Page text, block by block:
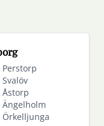
Perstorp
Svalöv
Åstorp
Ängelholm
Örkelljunga